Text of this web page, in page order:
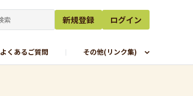
新規登録 ログイン
よくあるご質問 その他(リンク集)